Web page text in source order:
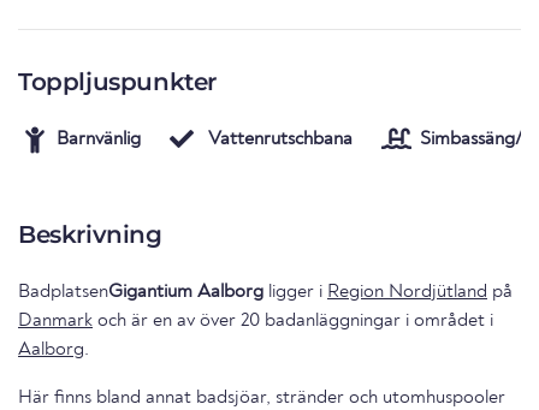
Toppljuspunkter
Barnvänlig Vattenrutschbana Simbassäng/
Beskrivning
BadplatsenGigantium Aalborg ligger i Region Nordjütland på
Danmark och är en av över 20 badanläggningar i området i
Aalborg.
Här finns bland annat badsjöar, stränder och utomhuspooler